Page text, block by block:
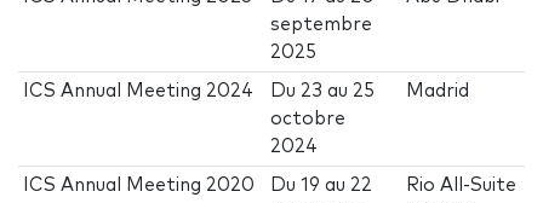
septembre
2025
ICS Annual Meeting 2024 Du 23 au 25
octobre
2024
Madrid
ICS Annual Meeting 2020 Du19 au 22
Rio All-Suite